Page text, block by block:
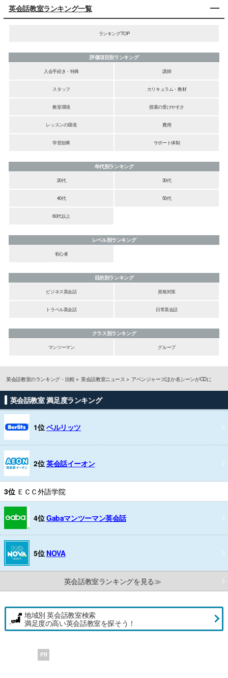
英会話教室ランキング一覧
ランキングTOP
評価項目別ランキング
入会手続き・特典
講師
スタッフ カリキュラム・教材
教室環境 授業の受けやすさ
レッスンの環境 費用
学習効果 サポート体制
年代別ランキング
20代
30代
40代 50代
60代以上
レベル別ランキング
初心者
目的別ランキング
ビジネス英会話
資格対策
トラベル英会話 日常英会話
クラス別ランキング
マンツーマン
グループ
英会話教室のランキング・比較 英会話教室ニュース アベンジャーズほか名シーンがCDに
英会話教室 満足度ランキング
1位ベルリッツ
2位英会話イーオン
3位 ＥＣＣ外語学院
4位Gabaマンツーマン英会話
5位 NOVA
英会話教室ランキングを見る≫
地域別 英会話教室検索
満足度の高い英会話教室を探そう！
PR